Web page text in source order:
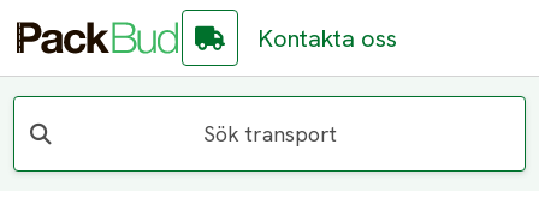
Kontakta oss
Sök transport